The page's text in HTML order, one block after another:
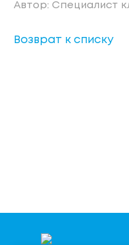
Автор: Специалист
Возврат к списку